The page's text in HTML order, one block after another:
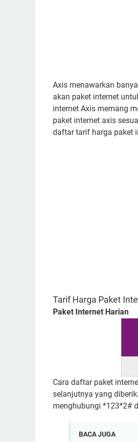
Axis menawarkan
akan paket internet
internet Axis memang
paket internet axis
daftar tarif harga paket
Tarif Harga Paket
Paket Internet Harian
Cara daftar paket
selanjutnya yang
menghubungi *123*2#
BACA JUGA